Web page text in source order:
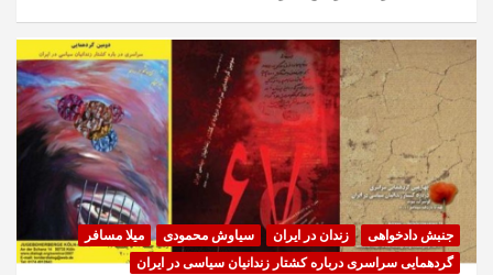
جنبش دادخواهی زندان در ایران سیاوش محمودی
میلا مسافر
گردهمایی سراسری درباره کشتار زندانیان سیاسی در ایران